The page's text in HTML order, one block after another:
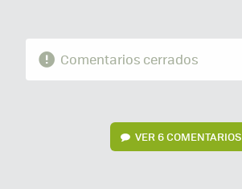
Comentarios cerrados
VER6 COMENTARIOS